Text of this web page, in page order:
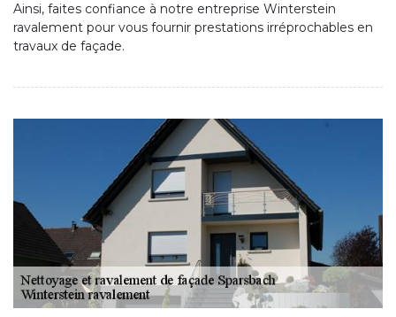
Ainsi, faites confiance à notre entreprise Winterstein
ravalement pour vous fournir prestations irréprochables en
travaux de façade.